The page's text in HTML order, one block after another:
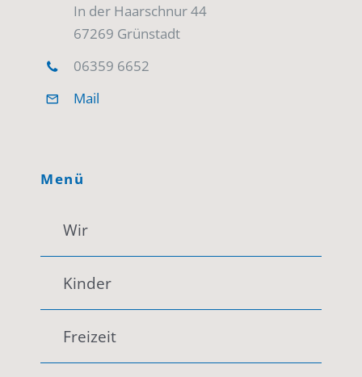
In der Haarschnur 44
67269 Grünstadt
06359 6652
Mail
Menü
Wir
Kinder
Freizeit